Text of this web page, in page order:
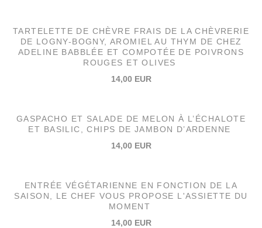
TARTELETTE DE CHÈVRE FRAIS DE LA CHÈVRERIE
DE LOGNY-BOGNY, AROMIEL AU THYM DE CHEZ
ADELINE BABBLÉE ET COMPOTÉE DE POIVRONS
ROUGES ET OLIVES
14,00 EUR
GASPACHO ET SALADE DE MELON À L’ÉCHALOTE
ET BASILIC, CHIPS DE JAMBON D’ARDENNE
14,00 EUR
ENTRÉE VÉGÉTARIENNE EN FONCTION DE LA
SAISON, LE CHEF VOUS PROPOSE L'ASSIETTE DU
MOMENT
14,00 EUR